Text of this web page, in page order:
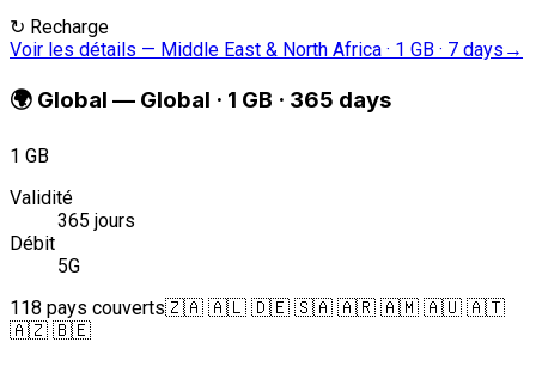
↻ Recharge
Voir les détails — Middle East & North Africa · 1 GB · 7 days →
🌍 Global — Global · 1 GB · 365 days
1 GB
Validité
365 jours
Débit
5G
118 pays couverts🇿🇦 🇦🇱 🇩🇪 🇸🇦 🇦🇷 🇦🇲 🇦🇺 🇦🇹
🇦🇿 🇧🇪